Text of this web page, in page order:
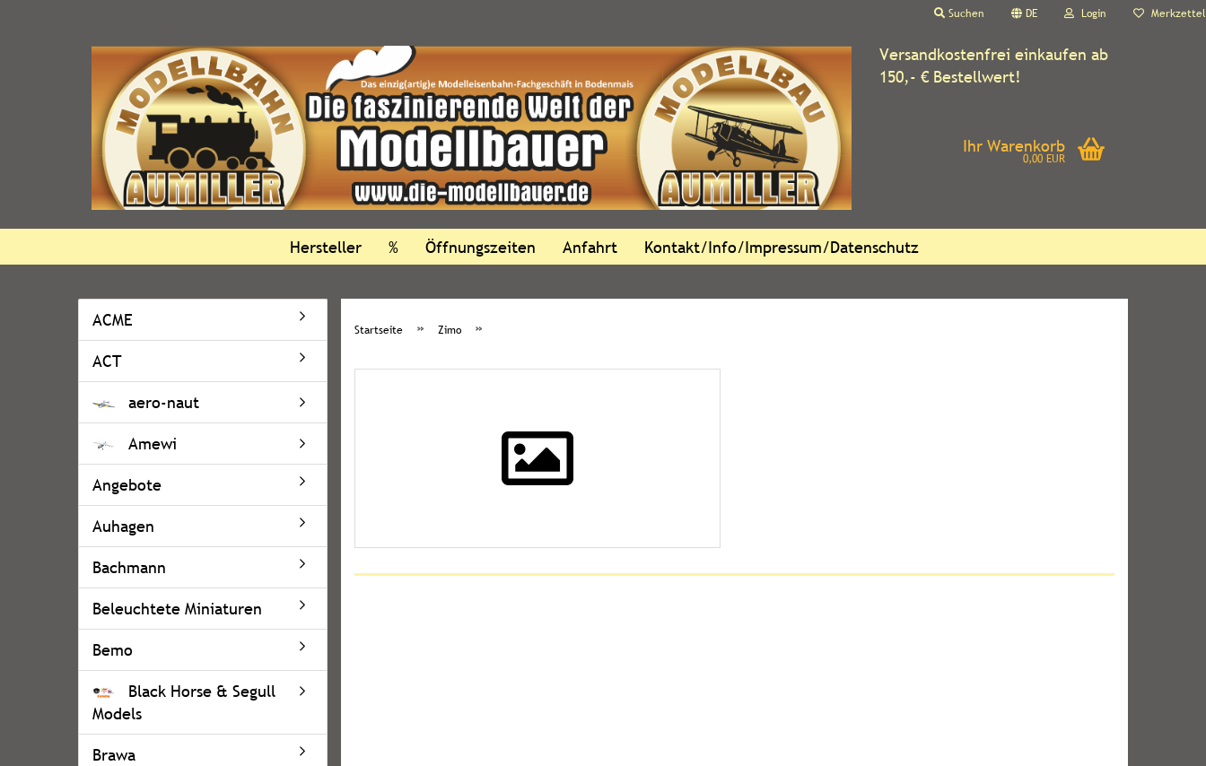
Suchen DE Login Merkzettel
Versandkostenfrei einkaufen ab
150,- € Bestellwert!
Ihr Warenkorb
0,00 EUR
Hersteller % Öffnungszeiten Anfahrt Kontakt/Info/Impressum/Datenschutz
Startseite » Zimo »
ACME
ACT
aero-naut
Amewi
Angebote
Auhagen
Bachmann
Beleuchtete Miniaturen
Bemo
Black Horse & Segull
Models
Brawa